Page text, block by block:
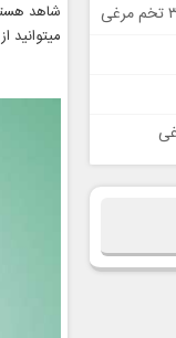
شاهد
میتوانید